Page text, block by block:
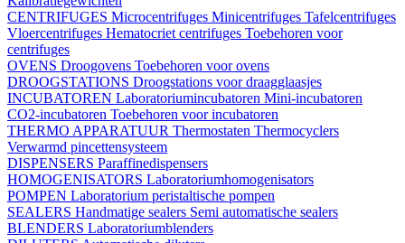
CENTRIFUGES Microcentrifuges Minicentrifuges Tafelcentrifuges
Vloercentrifuges Hematocriet centrifuges Toebehoren voor
centrifuges
OVENS Droogovens Toebehoren voor ovens
DROOGSTATIONS Droogstations voor draagglaasjes
INCUBATOREN Laboratoriumincubatoren Mini-incubatoren
CO2-incubatoren Toebehoren voor incubatoren
THERMO APPARATUUR Thermostaten Thermocyclers
Verwarmd pincettensysteem
DISPENSERS Paraffinedispensers
HOMOGENISATORS Laboratoriumhomogenisators
POMPEN Laboratorium peristaltische pompen
SEALERS Handmatige sealers Semi automatische sealers
BLENDERS Laboratoriumblenders